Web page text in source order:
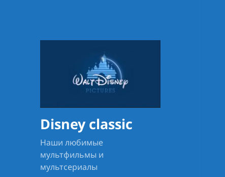
Disney classic
Наши любимые
мультфильмы и
мультсериалы